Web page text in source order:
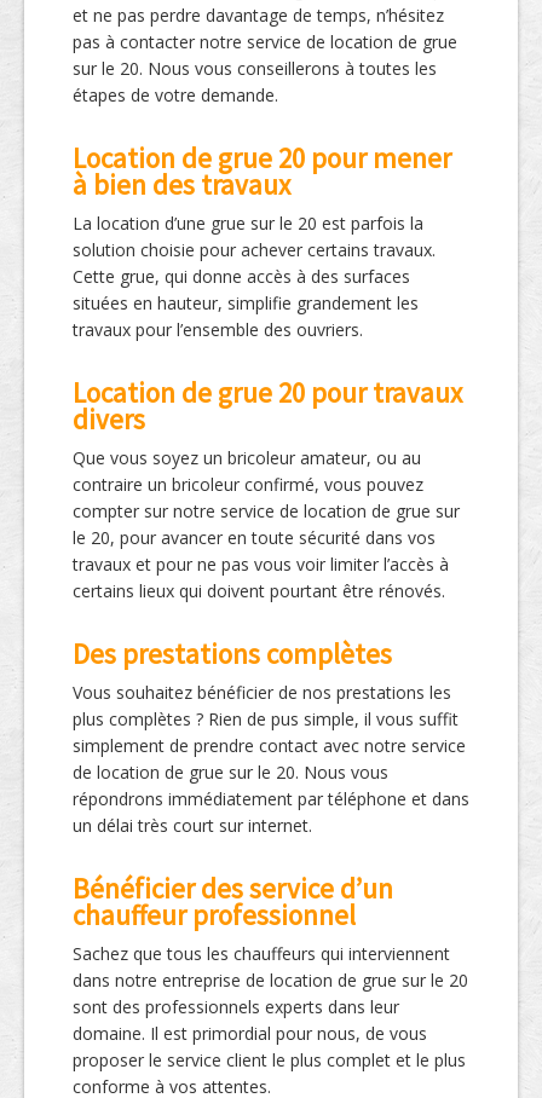
et ne pas perdre davantage de temps, n’hésitez
pas à contacter notre service de location de grue
sur le 20. Nous vous conseillerons à toutes les
étapes de votre demande.
Location de grue 20 pour mener
à bien des travaux
La location d’une grue sur le 20 est parfois la
solution choisie pour achever certains travaux.
Cette grue, qui donne accès à des surfaces
situées en hauteur, simplifie grandement les
travaux pour l’ensemble des ouvriers.
Location de grue 20 pour travaux
divers
Que vous soyez un bricoleur amateur, ou au
contraire un bricoleur confirmé, vous pouvez
compter sur notre service de location de grue sur
le 20, pour avancer en toute sécurité dans vos
travaux et pour ne pas vous voir limiter l’accès à
certains lieux qui doivent pourtant être rénovés.
Des prestations complètes
Vous souhaitez bénéficier de nos prestations les
plus complètes ? Rien de pus simple, il vous suffit
simplement de prendre contact avec notre service
de location de grue sur le 20. Nous vous
répondrons immédiatement par téléphone et dans
un délai très court sur internet.
Bénéficier des service d’un
chauffeur professionnel
Sachez que tous les chauffeurs qui interviennent
dans notre entreprise de location de grue sur le 20
sont des professionnels experts dans leur
domaine. Il est primordial pour nous, de vous
proposer le service client le plus complet et le plus
conforme à vos attentes.